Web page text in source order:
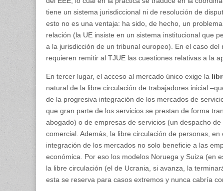
tiene un sistema jurisdiccional ni de resolución de
esto no es una ventaja: ha sido, de hecho, un
relación (la UE insiste en un sistema institucional que
a la jurisdicción de un tribunal europeo). En el caso
requieren remitir al TJUE las cuestiones relativas a la
En tercer lugar, el acceso al mercado único exige la
natural de la libre circulación de trabajadores inicial
de la progresiva integración de los mercados de
que gran parte de los servicios se prestan de forma
abogado) o de empresas de servicios (un despacho
comercial. Además, la libre circulación de personas,
integración de los mercados no solo beneficie a las
económica. Por eso los modelos Noruega y Suiza (en
la libre circulación (el de Ucrania, si avanza, la
esta se reserva para casos extremos y nunca cabría